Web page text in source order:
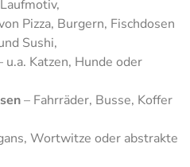
Pizza, Burgern, Fischdosen
Sushi,
u.a. Katzen, Hunde oder
– Fahrräder, Busse, Koffer
Wortwitze oder abstrakte